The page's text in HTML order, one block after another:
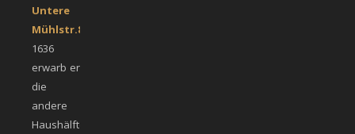
Untere
Mühlstr.8
1636
erwarb er
die
andere
Haushälfte